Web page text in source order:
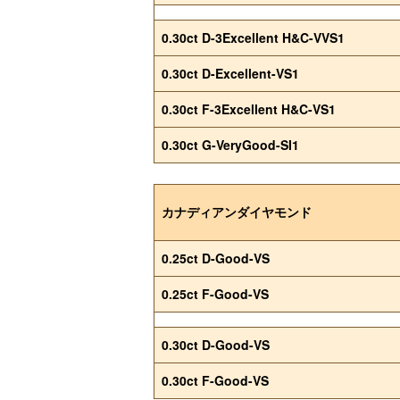
0.30ct D-3Excellent H&C-VVS1
0.30ct D-Excellent-VS1
0.30ct F-3Excellent H&C-VS1
0.30ct G-VeryGood-SI1
カナディアンダイヤモンド
0.25ct D-Good-VS
0.25ct F-Good-VS
0.30ct D-Good-VS
0.30ct F-Good-VS